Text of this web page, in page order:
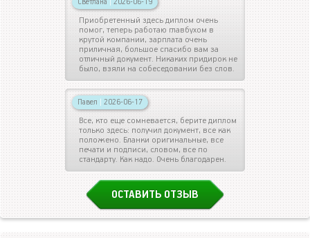
Приобретенный здесь диплом очень
помог, теперь работаю главбухом в
крутой компании, зарплата очень
приличная, большое спасибо вам за
отличный документ. Никаких придирок не
было, взяли на собеседовании без слов.
Павел | 2026-06-17
Все, кто еще сомневается, берите диплом
только здесь: получил документ, все как
положено. Бланки оригинальные, все
печати и подписи, словом, все по
стандарту. Как надо. Очень благодарен.
ОСТАВИТЬ ОТЗЫВ